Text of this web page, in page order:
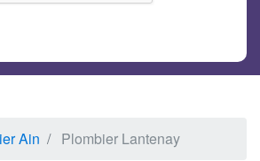
Ain Plombier Lantenay